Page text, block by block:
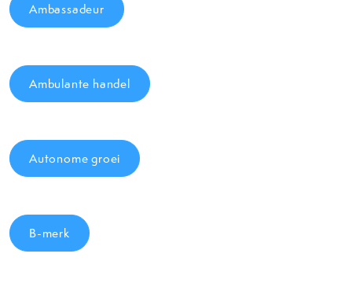
Ambassadeur
Ambulante handel
Autonome groei
B-merk